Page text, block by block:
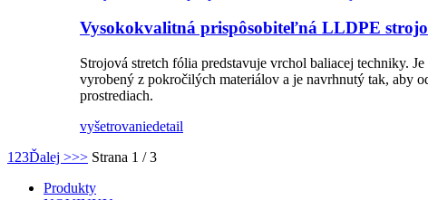
Vysokokvalitná prispôsobiteľná LLDPE
Strojová stretch fólia predstavuje vrchol baliacej techniky.
vyrobený z pokročilých materiálov a je navrhnutý tak, aby
prostrediach.
vyšetrovaniedetail
1 23Ďalej >>> Strana 1 / 3
Produkty